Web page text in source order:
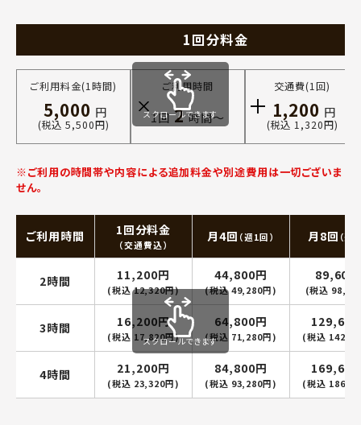
1回分料金
ご利用料金(1時間)
5,000 円
(税込 5,500円)
ご利用時間
1回 2 時間〜
交通費(1回)
1,200 円
(税込 1,320円)
スクロールできます
※ご利用の時間帯や内容による追加料金や別途費用は一切ございま
せん。
ご利用時間 1回分料金
（交通費込）
月4回 （週1回） 月8回 （週
2時間 11,200円
(税込 12,320円)
44,800円
(税込 49,280円)
89,600
(税込
3時間 16,200円
(税込 17,820円)
64,800円
(税込 71,280円) (税込
4時間 21,200円
(税込 23,320円)
84,800円
(税込 93,280円) (税込
スクロールできます